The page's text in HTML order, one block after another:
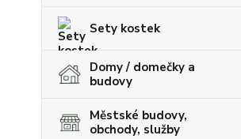
Sety kostek
Domy / domečky a
budovy
Městské budovy,
obchody, služby